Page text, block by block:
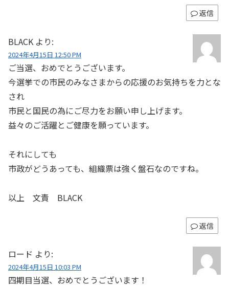
返信
BLACK より:
2024年4月15日 12:50 PM
ご当選、おめでとうございます。
今選挙での市民のみなさまからの応援のお気持ちを力とな
され
市民と国民の為にご尽力をお願い申し上げます。
益々のご活躍とご健康を願っています。
それにしても
市政がどうあっても、組織票は強く盤石なのですね。
以上 文責 BLACK
返信
ロード より:
2024年4月15日 10:03 PM
四期目当選、おめでとうございます！